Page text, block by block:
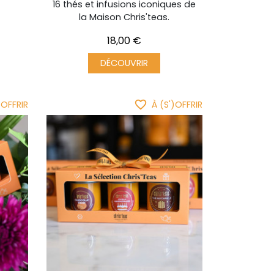
16 thés et infusions iconiques de
la Maison Chris'teas.
Prix
18,00 €
DÉCOUVRIR
favorite_border À (S')OFFRIR